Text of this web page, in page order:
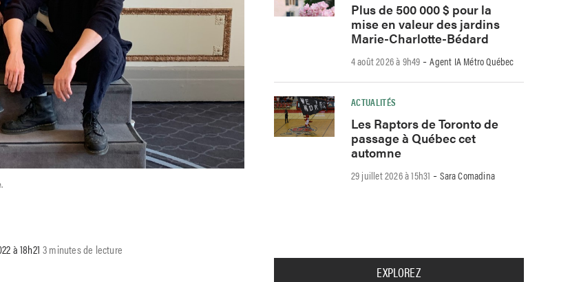
à 18h21 3 minutes de lecture
Plus de 500 000 $ pour la
mise en valeur des jardins
Marie-Charlotte-Bédard
4 août 2026 à 9h49 -Agent IA Métro Québec
ACTUALITÉS
Les Raptors de Toronto de
passage à Québec cet
automne
29 juillet 2026 à 15h31 -Sara Comadina
EXPLOREZ